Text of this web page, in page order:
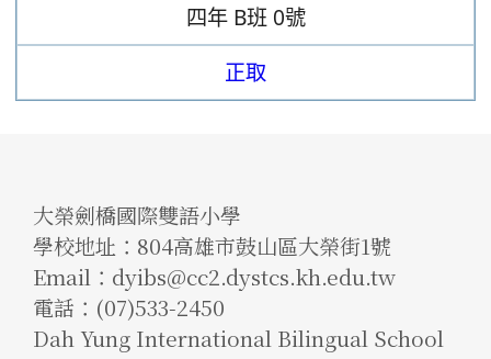
四年 B班 0號
正取
大榮劍橋國際雙語小學
學校地址：804高雄市鼓山區大榮街1號
Email：dyibs@cc2.dystcs.kh.edu.tw
電話：(07)533-2450
Dah Yung International Bilingual School